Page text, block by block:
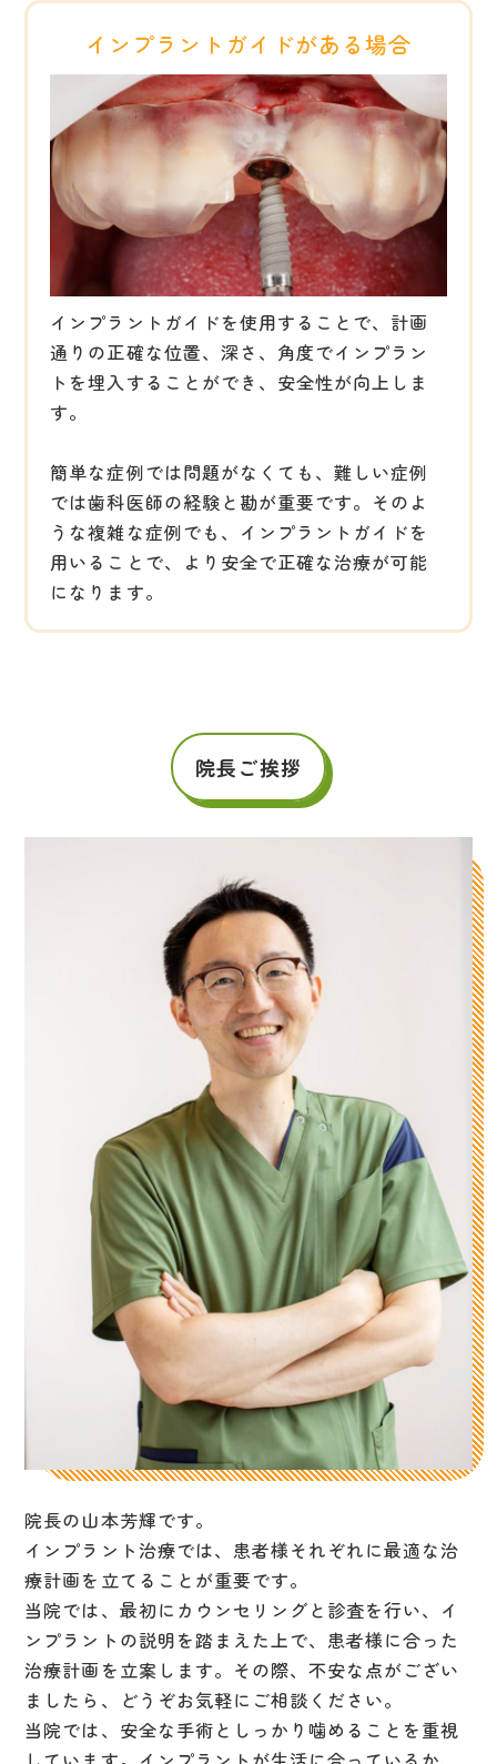
インプラントガイドがある場合
インプラントガイドを使用することで、計画
通りの正確な位置、深さ、角度でインプラン
トを埋入することができ、安全性が向上しま
す。
簡単な症例では問題がなくても、難しい症例
では歯科医師の経験と勘が重要です。そのよ
うな複雑な症例でも、インプラントガイドを
用いることで、より安全で正確な治療が可能
になります。
院長ご挨拶
院長の山本芳輝です。
インプラント治療では、患者様それぞれに最適な治
療計画を立てることが重要です。
当院では、最初にカウンセリングと診査を行い、イ
ンプラントの説明を踏まえた上で、患者様に合った
治療計画を立案します。その際、不安な点がござい
ましたら、どうぞお気軽にご相談ください。
当院では、安全な手術としっかり噛めることを重視